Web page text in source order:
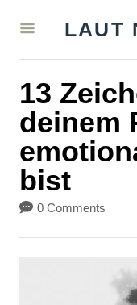
LAUT
13
deinem
bist
0 Comments